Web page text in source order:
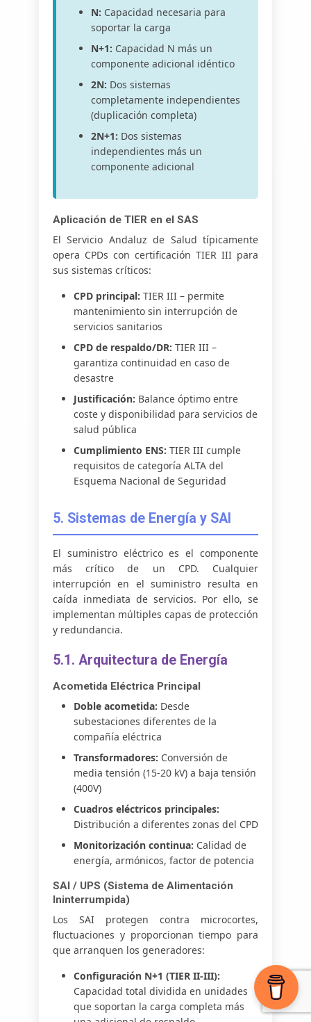
N: Capacidad necesaria para
soportar la carga
N+1: Capacidad N más un
componente adicional idéntico
2N: Dos sistemas
completamente independientes
(duplicación completa)
2N+1: Dos sistemas
independientes más un
componente adicional
Aplicación de TIER en el SAS
El Servicio Andaluz de Salud típicamente
opera CPDs con certificación TIER III para
sus sistemas críticos:
CPD principal: TIER III – permite
mantenimiento sin interrupción de
servicios sanitarios
CPD de respaldo/DR: TIER III –
garantiza continuidad en caso de
desastre
Justificación: Balance óptimo entre
coste y disponibilidad para servicios de
salud pública
Cumplimiento ENS: TIER III cumple
requisitos de categoría ALTA del
Esquema Nacional de Seguridad
5. Sistemas de Energía y SAI
El suministro eléctrico es el componente
más crítico de un CPD. Cualquier
interrupción en el suministro resulta en
caída inmediata de servicios. Por ello, se
implementan múltiples capas de protección
y redundancia.
5.1. Arquitectura de Energía
Acometida Eléctrica Principal
Doble acometida: Desde
subestaciones diferentes de la
compañía eléctrica
Transformadores: Conversión de
media tensión (15-20 kV) a baja tensión
(400V)
Cuadros eléctricos principales:
Distribución a diferentes zonas del CPD
Monitorización continua: Calidad de
energía, armónicos, factor de potencia
SAI / UPS (Sistema de Alimentación
Ininterrumpida)
Los SAI protegen contra microcortes,
fluctuaciones y proporcionan tiempo para
que arranquen los generadores:
Configuración N+1 (TIER II-III):
Capacidad total dividida en unidades
que soportan la carga completa más